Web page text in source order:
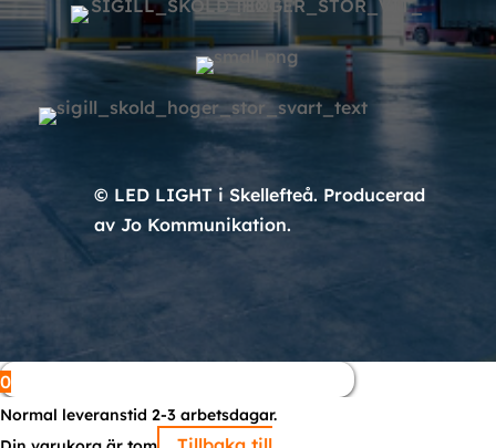
© LED LIGHT i Skellefteå. Producerad
av Jo Kommunikation.
0
Normal leveranstid 2-3 arbetsdagar.